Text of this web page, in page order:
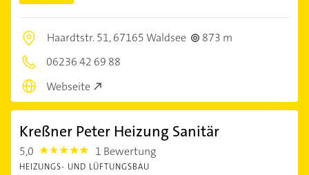
Haardtstr. 51,67165 Waldsee
873 m
06236 42 69 88
Webseite
Kreßner Peter Heizung Sanitär
5,0 5.0 1 Bewertung
HEIZUNGS- UND LÜFTUNGSBAU